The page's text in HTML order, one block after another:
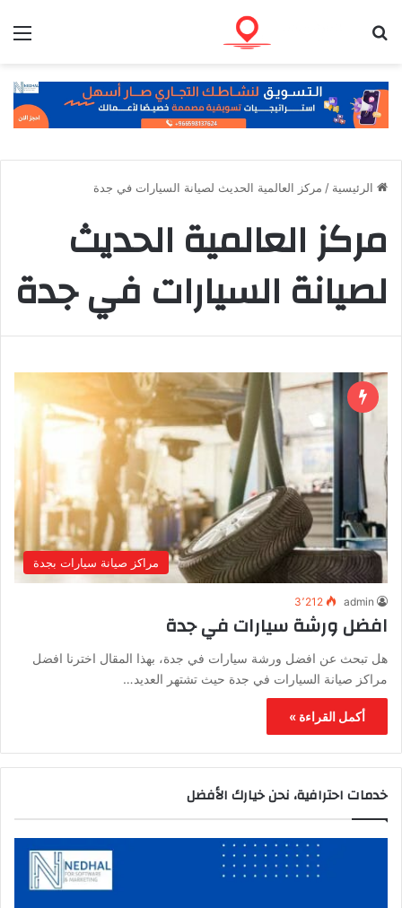
الرئيسية / مركز العالمية الحديث لصيانة السيارات في جدة
مركز العالمية الحديث
لصيانة السيارات في جدة
مراكز صيانة سيارات بجدة
admin 3٬212
افضل ورشة سيارات في جدة
هل تبحث عن افضل ورشة سيارات في جدة، بهذا المقال اخترنا افضل
مراكز صيانة السيارات في جدة حيث تشتهر العديد…
أكمل القراءة »
خدمات احترافية، نحن خيارك الأفضل